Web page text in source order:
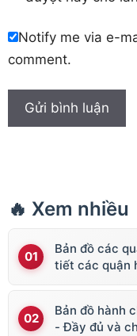
Notify me via e-
comment.
🔥 Xem nhiều
Bản đồ các
tiết các quận
Bản đồ hành
- Đầy đủ và